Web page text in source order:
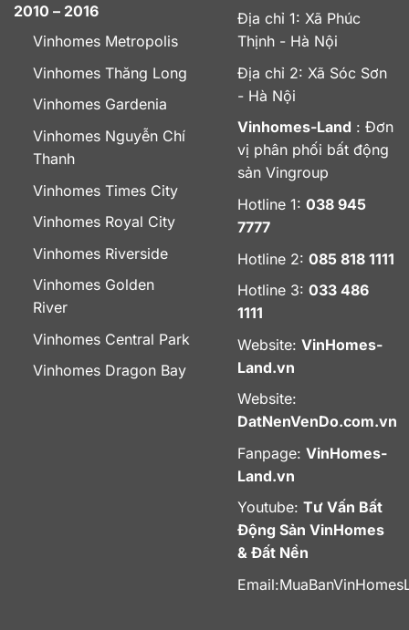
2010 – 2016
Vinhomes Metropolis
Vinhomes Thăng Long
Vinhomes Gardenia
Vinhomes Nguyễn Chí
Thanh
Vinhomes Times City
Vinhomes Royal City
Vinhomes Riverside
Vinhomes Golden
River
Vinhomes Central Park
Vinhomes Dragon Bay
Địa chỉ 1: Xã Phúc
Thịnh - Hà Nội
Địa chỉ 2: Xã Sóc Sơn
- Hà Nội
Vinhomes-Land : Đơn
vị phân phối bất động
sản Vingroup
Hotline 1: 038 945
7777
Hotline 2: 085 818 1111
Hotline 3: 033 486
1111
Website: VinHomes-
Land.vn
Website:
DatNenVenDo.com.vn
Fanpage: VinHomes-
Land.vn
Youtube: Tư Vấn Bất
Động Sản VinHomes
& Đất Nền
Email: